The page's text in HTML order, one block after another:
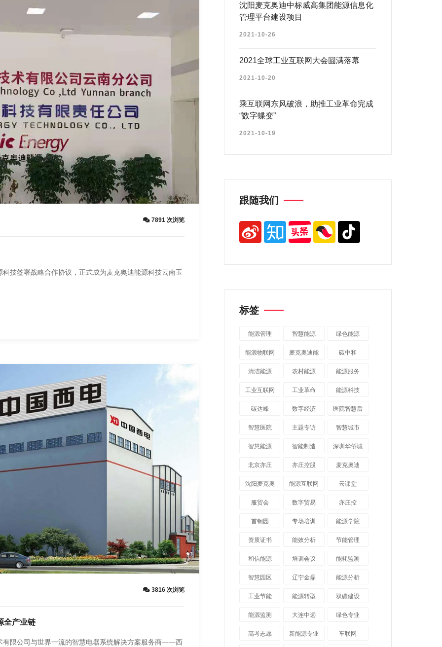
7891 次浏览
技签署战略合作协议，正式成为麦克奥迪能源科技云南玉
3816 次浏览
全产业链
有限公司与世界一流的智慧电器系统解决方案服务商——西
沈阳麦克奥迪中标威高集团能源信息化
管理平台建设项目
2021-10-26
2021全球工业互联网大会圆满落幕
2021-10-20
乘互联网东风破浪，助推工业革命完成
“数字蝶变”
2021-10-19
跟随我们
标签
能源管理 智慧能源 绿色能源
能源物联网 麦克奥迪能
源
碳中和
清洁能源 农村能源 能源服务
工业互联网 工业革命 能源科技
碳达峰 数字经济 医院智慧后
勤
智慧医院 主题专访 智慧城市
​智慧能源 智能制造 深圳华侨城
北京亦庄 亦庄控股 麦克奥迪
沈阳麦克奥
迪
能源互联网 云课堂
服贸会 数字贸易 亦庄控
首钢园 专场培训 能源学院
资质证书 能效分析 节能管理
和信能源 培训会议 能耗监测
智慧园区 辽宁金鼎 能源分析
工业节能 能源转型 双碳建设
能源监测 大连中远 绿色专业
高考志愿 新能源专业 车联网